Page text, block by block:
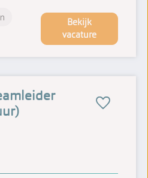
Bekijk
vacature